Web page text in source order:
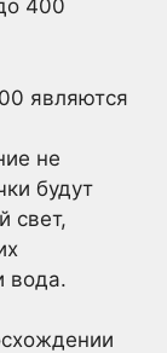
400
являются
не
будут
свет,
вода.